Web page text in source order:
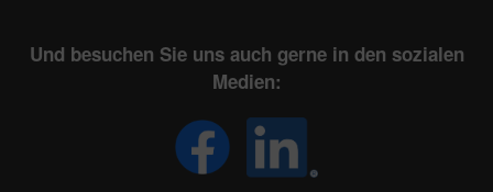
Und besuchen Sie uns auch gerne in den sozialen
Medien: